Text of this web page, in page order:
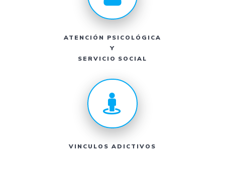
ATENCIÓN PSICOLÓGICA
Y
SERVICIO SOCIAL
VINCULOS ADICTIVOS